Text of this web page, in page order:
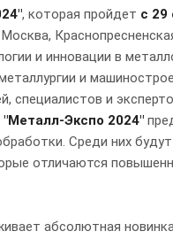
, которая пройдет с 29
и инновации в
и
специалистов и
"Металл-Экспо 2024"
Среди них
отличаются
абсолютная